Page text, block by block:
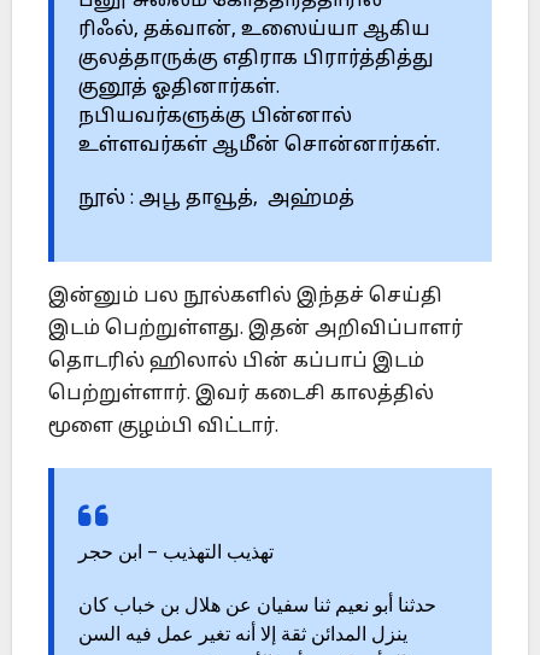
ரிஃல், தக்வான், உஸைய்யா ஆகிய
குலத்தாருக்கு எதிராக பிரார்த்தித்து
குனூத் ஓதினார்கள்.
நபியவர்களுக்கு பின்னால்
உள்ளவர்கள் ஆமீன் சொன்னார்கள்.
நூல் : அபூ தாவூத், அஹ்மத்
இன்னும் பல நூல்களில் இந்தச் செய்தி
இடம் பெற்றுள்ளது. இதன் அறிவிப்பாளர்
தொடரில் ஹிலால் பின் கப்பாப் இடம்
பெற்றுள்ளார். இவர் கடைசி காலத்தில்
மூளை குழம்பி விட்டார்.
تهذيب التهذيب – ابن حجر
حدثنا أبو نعيم ثنا سفيان عن هلال بن خباب كان
ينزل المدائن ثقة إلا أنه تغير عمل فيه السن